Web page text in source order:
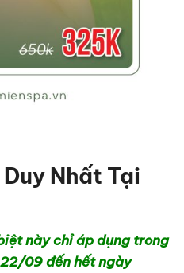
Nhất Tại
này chỉ áp dụng trong
09 đến hết ngày